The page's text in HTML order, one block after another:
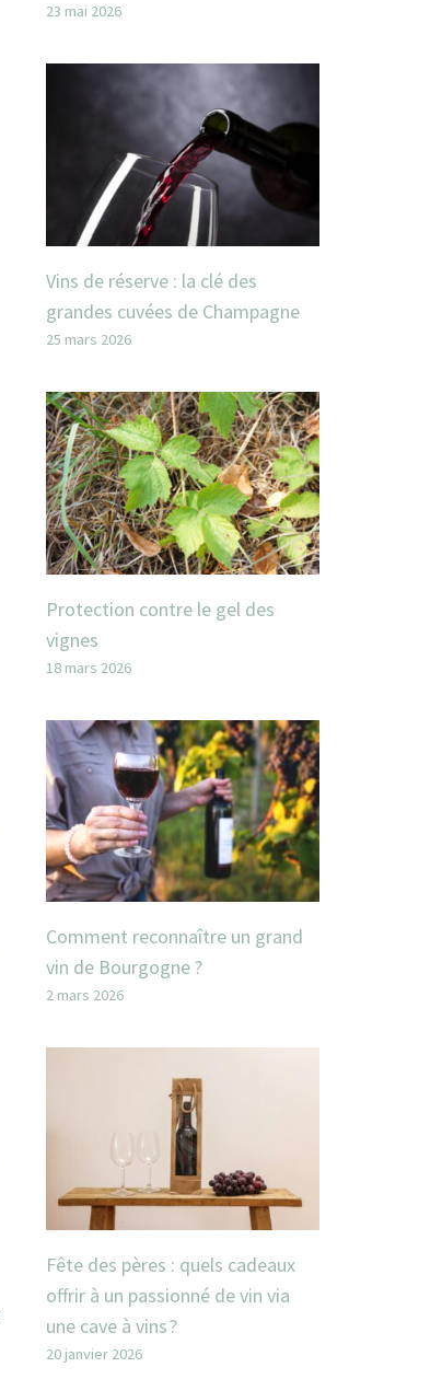
23 mai 2026
Vins de réserve : la clé des
grandes cuvées de Champagne
25 mars 2026
Protection contre le gel des
vignes
18 mars 2026
Comment reconnaître un grand
vin de Bourgogne ?
2 mars 2026
Fête des pères : quels cadeaux
offrir à un passionné de vin via
une cave à vins ?
20 janvier 2026